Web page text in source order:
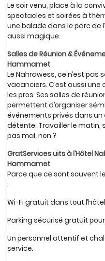
Le soir venu, place à la
spectacles et soirées à
une balade dans le parc de
aussi magique.
Salles de Réunion &
Hammamet
Le Nahrawess, ce n’est
vacanciers. C’est aussi
les pros. Ses salles de
permettent d’organiser
événements privés dans
détente. Travailler le matin,
pas mal, non ?
GratServices uits à l’Hôtel
Hammamet
Parce que ce sont souvent
:
Wi-Fi gratuit dans tout
Parking sécurisé gratuit
Un personnel attentif et
service.